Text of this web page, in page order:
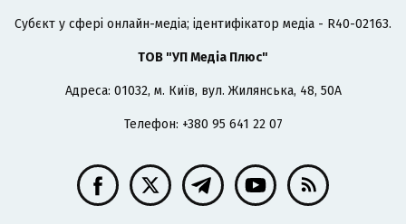
Cубєкт у сфері онлайн-медіа; ідентифікатор медіа - R40-02163.
ТОВ "УП Медіа Плюс"
Адреса: 01032, м. Київ, вул. Жилянська, 48, 50А
Телефон: +380 95 641 22 07